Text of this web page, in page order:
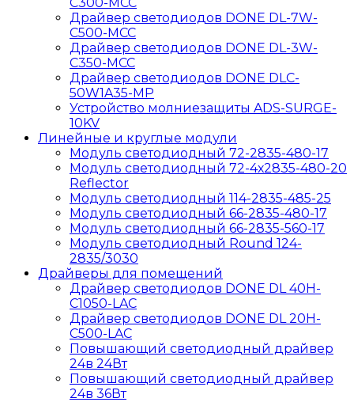
Драйвер светодиодов DONE DL-7W-
C500-MCC
Драйвер светодиодов DONE DL-3W-
C350-MCC
Драйвер светодиодов DONE DLC-
50W1A35-MP
Устройство молниезащиты ADS-SURGE-
10KV
Линейные и круглые модули
Модуль светодиодный 72-2835-480-17
Модуль светодиодный 72-4х2835-480-20
Reflector
Модуль светодиодный 114-2835-485-25
Модуль светодиодный 66-2835-480-17
Модуль светодиодный 66-2835-560-17
Модуль светодиодный Round 124-
2835/3030
Драйверы для помещений
Драйвер светодиодов DONE DL 40H-
C1050-LAC
Драйвер светодиодов DONE DL 20H-
C500-LAC
Повышающий светодиодный драйвер
24в 24Вт
Повышающий светодиодный драйвер
24в 36Вт